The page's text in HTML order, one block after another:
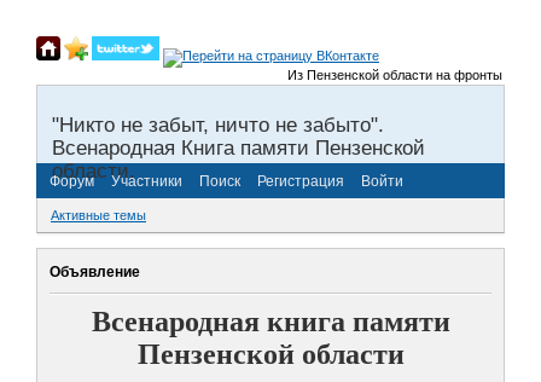
Из Пензенской области на фронты
"Никто не забыт, ничто не забыто".
Всенародная Книга памяти Пензенской
области.
Форум Участники Поиск Регистрация Войти
Активные темы
Объявление
Всенародная книга памяти
Пензенской области